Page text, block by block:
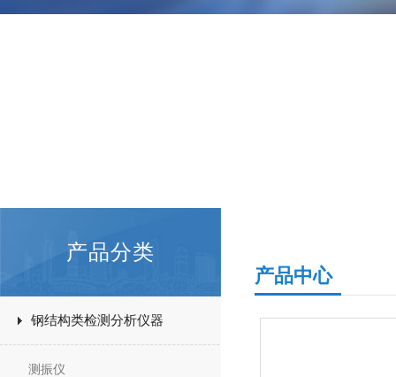
产品分类
钢结构类检测分析仪器
测振仪
产品中心